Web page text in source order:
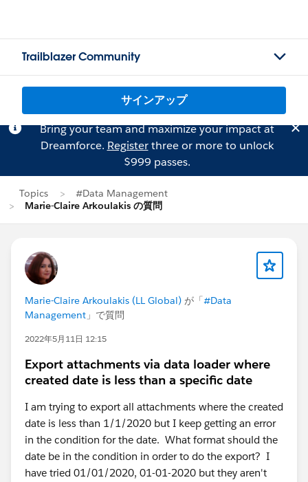
Trailblazer Community
サインアップ
Bring your team and maximize your impact at
Dreamforce. Registerthree or more to unlock
$999 passes.
Topics
#Data Management
Marie-Claire Arkoulakis の質問
Marie-Claire Arkoulakis (LL Global) が「#Data
Management 」で質問
2022年5月11日 12:15
Export attachments via data loader where
created date is less than a specific date
I am trying to export all attachments where the created
date is less than 1/1/2020 but I keep getting an error
in the condition for the date. What format should the
date be in the condition in order to do the export? I
have tried 01/01/2020, 01-01-2020 but they aren't